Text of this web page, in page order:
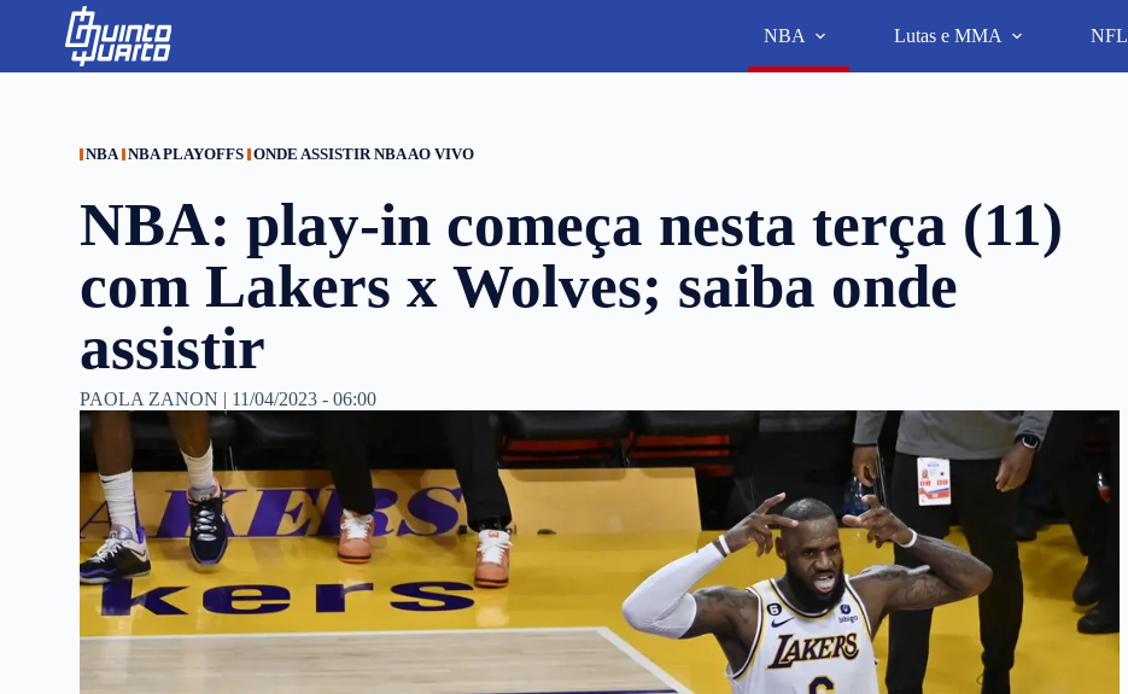
p
NBA Lutas e MMA NFL
NBA NBA PLAYOFFS ONDE ASSISTIR NBA AO VIVO
NBA: play-in começa nesta terça (11)
com Lakers x Wolves; saiba onde
assistir
PAOLA ZANON | 11/04/2023 - 06:00